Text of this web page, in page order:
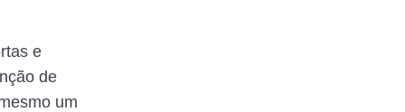
e
de
um